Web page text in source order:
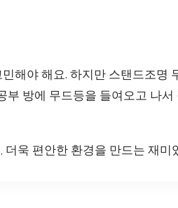
해야 해요. 하지만 스탠드조명
방에 무드등을 들여오고 나
욱 편안한 환경을 만드는 재미